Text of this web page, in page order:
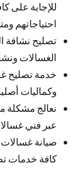
للإجابة على
احتياجاتهم
تصليح نشافة
الغسالات
خدمة تصليح
وكماليات
نعالج
عبر فني
صيانة غسالات
كافة خدمات